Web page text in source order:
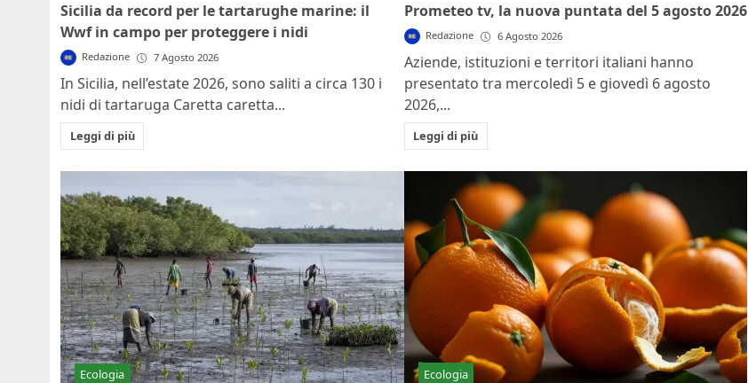
Sicilia da record per le tartarughe marine: il
Wwf in campo per proteggere i nidi
Redazione 7 Agosto 2026
In Sicilia, nell’estate 2026, sono saliti a circa 130 i
nidi di tartaruga Caretta caretta...
Leggi di più
Prometeo tv, la nuova puntata del 5 agosto 2026
Redazione 6 Agosto 2026
Aziende, istituzioni e territori italiani hanno
presentato tra mercoledì 5 e giovedì 6 agosto
2026,...
Leggi di più
Ecologia Ecologia